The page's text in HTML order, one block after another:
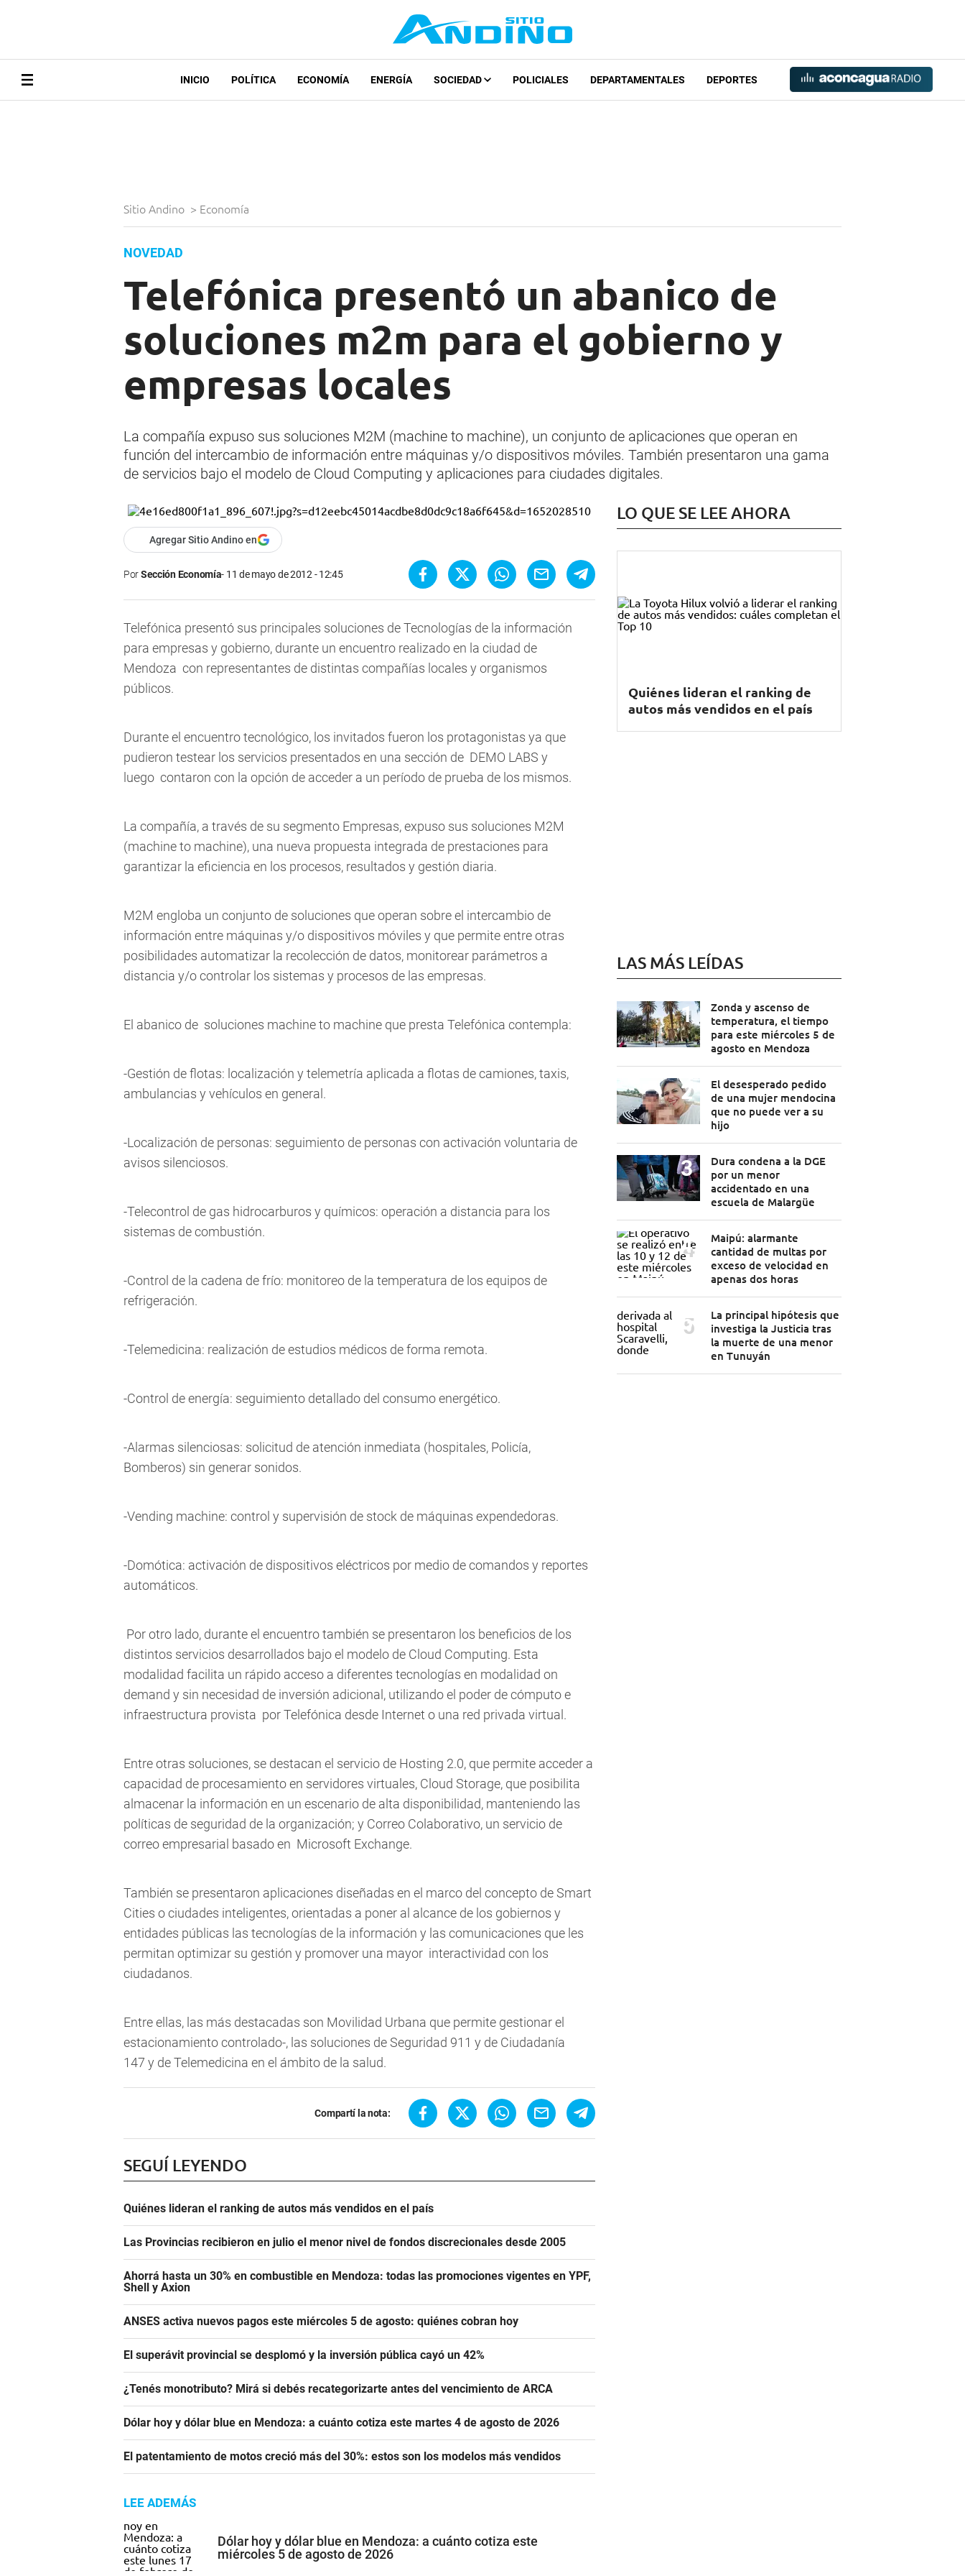
INICIO POLÍTICA ECONOMÍA ENERGÍA SOCIEDAD POLICIALES DEPARTAMENTALES DEPORTES
Sitio Andino > Economía
NOVEDAD
Telefónica presentó un abanico de
soluciones m2m para el gobierno y
empresas locales
La compañía expuso sus soluciones M2M (machine to machine), un conjunto de aplicaciones que operan en
función del intercambio de información entre máquinas y/o dispositivos móviles. También presentaron una gama
de servicios bajo el modelo de Cloud Computing y aplicaciones para ciudades digitales.
Agregar Sitio Andino en
PorSección Economía 11 de mayo de 2012 - 12:45
Telefónica presentó sus principales soluciones de Tecnologías de la información
para empresas y gobierno, durante un encuentro realizado en la ciudad de
Mendoza con representantes de distintas compañías locales y organismos
públicos.
Durante el encuentro tecnológico, los invitados fueron los protagonistas ya que
pudieron testear los servicios presentados en una sección de DEMO LABS y
luego contaron con la opción de acceder a un período de prueba de los mismos.
La compañía, a través de su segmento Empresas, expuso sus soluciones M2M
(machine to machine), una nueva propuesta integrada de prestaciones para
garantizar la eficiencia en los procesos, resultados y gestión diaria.
M2M engloba un conjunto de soluciones que operan sobre el intercambio de
información entre máquinas y/o dispositivos móviles y que permite entre otras
posibilidades automatizar la recolección de datos, monitorear parámetros a
distancia y/o controlar los sistemas y procesos de las empresas.
El abanico de soluciones machine to machine que presta Telefónica contempla:
-Gestión de flotas: localización y telemetría aplicada a flotas de camiones, taxis,
ambulancias y vehículos en general.
-Localización de personas: seguimiento de personas con activación voluntaria de
avisos silenciosos.
-Telecontrol de gas hidrocarburos y químicos: operación a distancia para los
sistemas de combustión.
-Control de la cadena de frío: monitoreo de la temperatura de los equipos de
refrigeración.
-Telemedicina: realización de estudios médicos de forma remota.
-Control de energía: seguimiento detallado del consumo energético.
-Alarmas silenciosas: solicitud de atención inmediata (hospitales, Policía,
Bomberos) sin generar sonidos.
-Vending machine: control y supervisión de stock de máquinas expendedoras.
-Domótica: activación de dispositivos eléctricos por medio de comandos y reportes
automáticos.
Por otro lado, durante el encuentro también se presentaron los beneficios de los
distintos servicios desarrollados bajo el modelo de Cloud Computing. Esta
modalidad facilita un rápido acceso a diferentes tecnologías en modalidad on
demand y sin necesidad de inversión adicional, utilizando el poder de cómputo e
infraestructura provista por Telefónica desde Internet o una red privada virtual.
Entre otras soluciones, se destacan el servicio de Hosting 2.0, que permite acceder a
capacidad de procesamiento en servidores virtuales, Cloud Storage, que posibilita
almacenar la información en un escenario de alta disponibilidad, manteniendo las
políticas de seguridad de la organización; y Correo Colaborativo, un servicio de
correo empresarial basado en Microsoft Exchange.
También se presentaron aplicaciones diseñadas en el marco del concepto de Smart
Cities o ciudades inteligentes, orientadas a poner al alcance de los gobiernos y
entidades públicas las tecnologías de la información y las comunicaciones que les
permitan optimizar su gestión y promover una mayor interactividad con los
ciudadanos.
Entre ellas, las más destacadas son Movilidad Urbana que permite gestionar el
estacionamiento controlado-, las soluciones de Seguridad 911 y de Ciudadanía
147 y de Telemedicina en el ámbito de la salud.
Compartí la nota:
SEGUÍ LEYENDO
Quiénes lideran el ranking de autos más vendidos en el país
Las Provincias recibieron en julio el menor nivel de fondos discrecionales desde 2005
Ahorrá hasta un 30% en combustible en Mendoza: todas las promociones vigentes en YPF,
Shell y Axion
ANSES activa nuevos pagos este miércoles 5 de agosto: quiénes cobran hoy
El superávit provincial se desplomó y la inversión pública cayó un 42%
¿Tenés monotributo? Mirá si debés recategorizarte antes del vencimiento de ARCA
Dólar hoy y dólar blue en Mendoza: a cuánto cotiza este martes 4 de agosto de 2026
El patentamiento de motos creció más del 30%: estos son los modelos más vendidos
LEE ADEMÁS
Dólar hoy y dólar blue en Mendoza: a cuánto cotiza este
miércoles 5 de agosto de 2026
LO QUE SE LEE AHORA
Quiénes lideran el ranking de
autos más vendidos en el país
LAS MÁS LEÍDAS
Zonda y ascenso de
temperatura, el tiempo
para este miércoles 5 de
agosto en Mendoza
El desesperado pedido
de una mujer mendocina
que no puede ver a su
hijo
Dura condena a la DGE
por un menor
accidentado en una
escuela de Malargüe
Maipú: alarmante
cantidad de multas por
exceso de velocidad en
apenas dos horas
La principal hipótesis que
investiga la Justicia tras
la muerte de una menor
en Tunuyán